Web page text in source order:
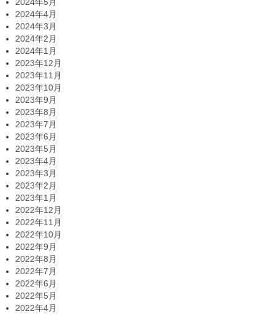
2024年4月
2024年3月
2024年2月
2024年1月
2023年12月
2023年11月
2023年10月
2023年9月
2023年8月
2023年7月
2023年6月
2023年5月
2023年4月
2023年3月
2023年2月
2023年1月
2022年12月
2022年11月
2022年10月
2022年9月
2022年8月
2022年7月
2022年6月
2022年5月
2022年4月